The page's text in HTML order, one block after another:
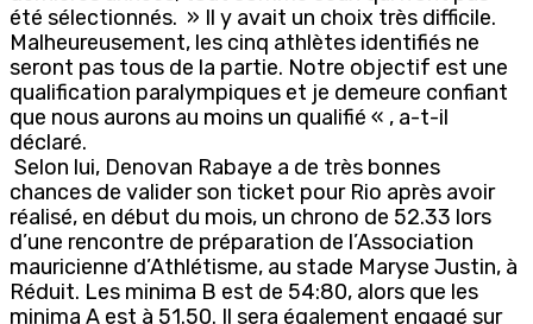
été sélectionnés. » Il y avait un choix très difficile.
Malheureusement, les cinq athlètes identifiés ne
seront pas tous de la partie. Notre objectif est une
qualification paralympiques et je demeure confiant
que nous aurons au moins un qualifié « , a-t-il
déclaré.
Selon lui, Denovan Rabaye a de très bonnes
chances de valider son ticket pour Rio après avoir
réalisé, en début du mois, un chrono de 52.33 lors
d’une rencontre de préparation de l’Association
mauricienne d’Athlétisme, au stade Maryse Justin, à
Réduit. Les minima B est de 54:80, alors que les
minima A est à 51.50. Il sera également engagé sur